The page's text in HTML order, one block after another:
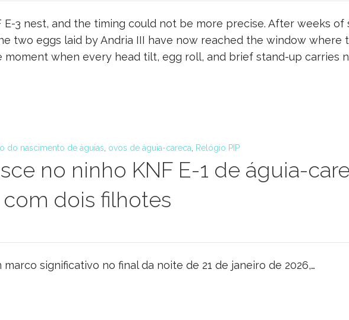
3 nest, and the timing could not be more precise. After weeks of
two eggs laid by Andria III have now reached the window where
moment when every head tilt, egg roll, and brief stand-up carries
do nascimento de águias ovos de águia-careca Relógio PIP
no ninho KNF E-1 de águia-
dois filhotes
significativo no final da noite de 21 de janeiro de 2026,…